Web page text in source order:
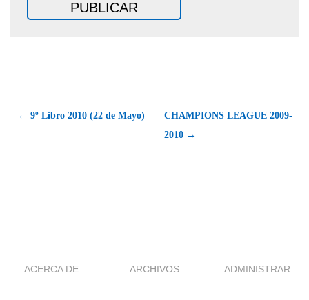
← 9º Libro 2010 (22 de Mayo)
CHAMPIONS LEAGUE 2009-
2010 →
ACERCA DE ARCHIVOS ADMINISTRAR